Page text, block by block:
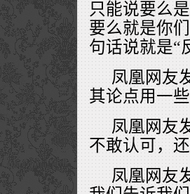
只能说要么
要么就是你
句话说就是
凤凰网友
其论点用一
凤凰网友
不敢认可，
凤凰网友